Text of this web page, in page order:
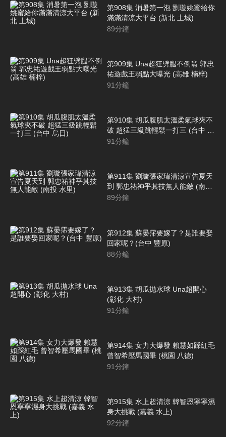
第908集 消暑第一泡 劉璇姚蜜給你
滿滿清涼大平台 (新北 土城)
89分鐘
第909集 Una超狂劈腿不倒翁 郭忠
祐遊戲王弱點大曝光 (高雄 楠梓)
91分鐘
第910集 胡瓜腹肌太溫柔氣球夾不
破 超猛三級跳輕鬆一打三 (台中 烏
日)
91分鐘
第911集 劉璇張家瑋清涼宣告夏天
到 郭忠祐神乎其技無人能敵 (南投
水里)
89分鐘
第912集 蘇晏霈要嫁了？是誰要娶
回家呢？(台中 豐原)
88分鐘
第913集 胡瓜拋水球 Una超開心
(彰化 大村)
91分鐘
第914集 女力大爆發 賴慧如踩紅毛
曾智希壓馬國畢 (桃園 八德)
91分鐘
第915集 水上超清涼 韓智恩寧寧濕
身大挑戰 (嘉義 水上)
92分鐘